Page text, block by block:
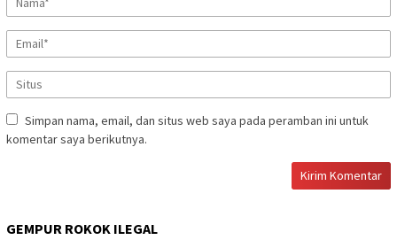
Simpan nama, email, dan situs web saya pada peramban ini untuk
komentar saya berikutnya.
GEMPUR ROKOK ILEGAL